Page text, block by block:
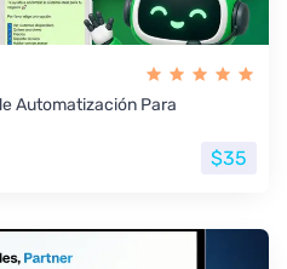
Automatización Para
$35